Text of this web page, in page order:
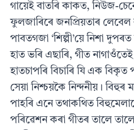
গায়েই বাতৰি কাকত, নিউজ-
ফুলজাৰিৰে জনপ্ৰিয়তাৰ লেবেল
পাবতগজা ‘শিল্পী’য়ে নিশা
হাত ভৰি এছাৰি, গীত
হাতচাপৰি বিচাৰি যি এক বিকৃত
সেয়া নিশ্চয়কৈ নিন্দনীয়। বিহুৰ
পাহৰি এনে তথাকথিত
পৰিৱেশন কৰা গীতৰ তালে